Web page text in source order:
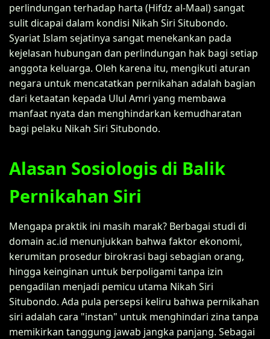
perlindungan terhadap harta (Hifdz al-Maal) sangat
sulit dicapai dalam kondisi Nikah Siri Situbondo.
Syariat Islam sejatinya sangat menekankan pada
kejelasan hubungan dan perlindungan hak bagi setiap
anggota keluarga. Oleh karena itu, mengikuti aturan
negara untuk mencatatkan pernikahan adalah bagian
dari ketaatan kepada Ulul Amri yang membawa
manfaat nyata dan menghindarkan kemudharatan
bagi pelaku Nikah Siri Situbondo.
Alasan Sosiologis di Balik
Pernikahan Siri
Mengapa praktik ini masih marak? Berbagai studi di
domain ac.id menunjukkan bahwa faktor ekonomi,
kerumitan prosedur birokrasi bagi sebagian orang,
hingga keinginan untuk berpoligami tanpa izin
pengadilan menjadi pemicu utama Nikah Siri
Situbondo. Ada pula persepsi keliru bahwa pernikahan
siri adalah cara "instan" untuk menghindari zina tanpa
memikirkan tanggung jawab jangka panjang. Sebagai